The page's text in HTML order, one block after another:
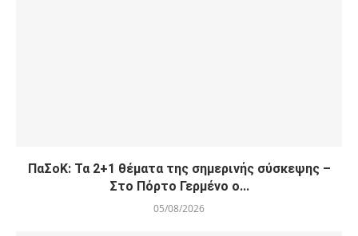
ΠαΣοΚ: Τα 2+1 θέματα της σημερινής σύσκεψης –
Στο Πόρτο Γερμένο ο...
05/08/2026